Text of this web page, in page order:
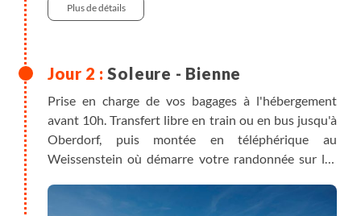
Plus de détails
Soleure - Bienne
Prise en charge de vos bagages à l'hébergement
avant 10h. Transfert libre en train ou en bus jusqu'à
Oberdorf, puis montée en téléphérique au
Weissenstein où démarre votre randonnée sur les
planètes" et traversez la frontière linguistique via la